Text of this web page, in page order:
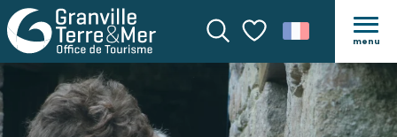
Recherche
Voir les favoris
menu